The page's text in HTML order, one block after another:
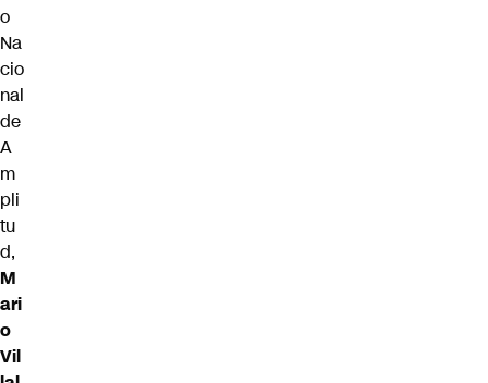
o
Na
cio
nal
de
A
m
pli
tu
d,
M
ari
o
Vil